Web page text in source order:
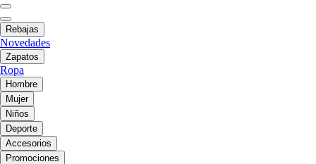
Rebajas
Novedades
Zapatos
Ropa
Hombre
Mujer
Niños
Deporte
Accesorios
Promociones